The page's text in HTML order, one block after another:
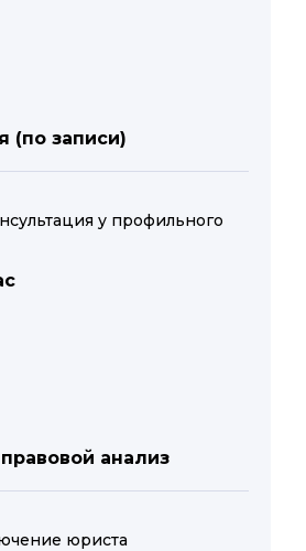
(по записи)
у профильного
анализ
юриста